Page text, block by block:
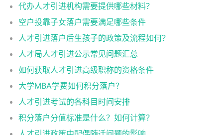
代办人才引进机构需要提供哪些材料？
空户投靠子女落户需要满足哪些条件
人才引进落户后生孩子的政策及流程如何？
人才局人才引进公示常见问题汇总
如何获取人才引进高级职称的资格条件
大学MBA学费如何积分落户？
人才引进考试的各科目时间安排
积分落户分值标准是什么？如何计算？